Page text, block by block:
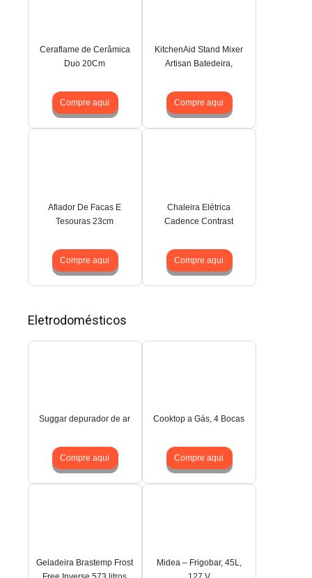
Ceraflame de Cerâmica
Duo 20Cm
Compre aqui
KitchenAid Stand Mixer
Artisan Batedeira,
Compre aqui
Afiador De Facas E
Tesouras 23cm
Compre aqui
Chaleira Elétrica
Cadence Contrast
Compre aqui
Eletrodomésticos
Suggar depurador de ar
Compre aqui
Cooktop a Gás, 4 Bocas
Compre aqui
Geladeira Brastemp Frost
Midea – Frigobar, 45L,